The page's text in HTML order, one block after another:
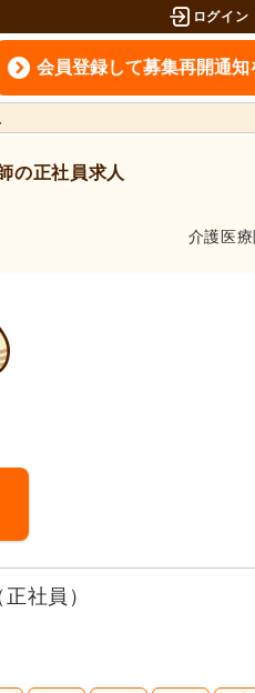
ログイン
会員登録して募集再開通知
の正社員求人
介護医
社員）